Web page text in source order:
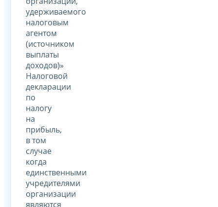
удерживаемого
налоговым
агентом
(источником
выплаты
доходов)»
Налоговой
декларации
по
налогу
на
прибыль,
в том
случае
когда
единственными
учредителями
организации
являются